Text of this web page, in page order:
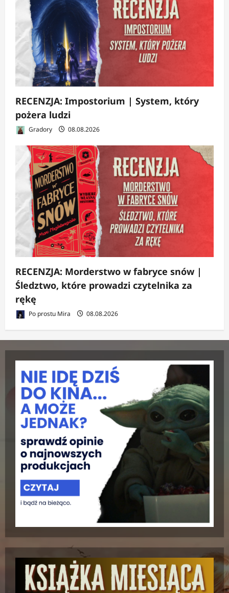
RECENZJA: Impostorium | System, który
pożera ludzi
Gradory 08.08.2026
RECENZJA: Morderstwo w fabryce snów |
Śledztwo, które prowadzi czytelnika za
rękę
Po prostu Mira 08.08.2026